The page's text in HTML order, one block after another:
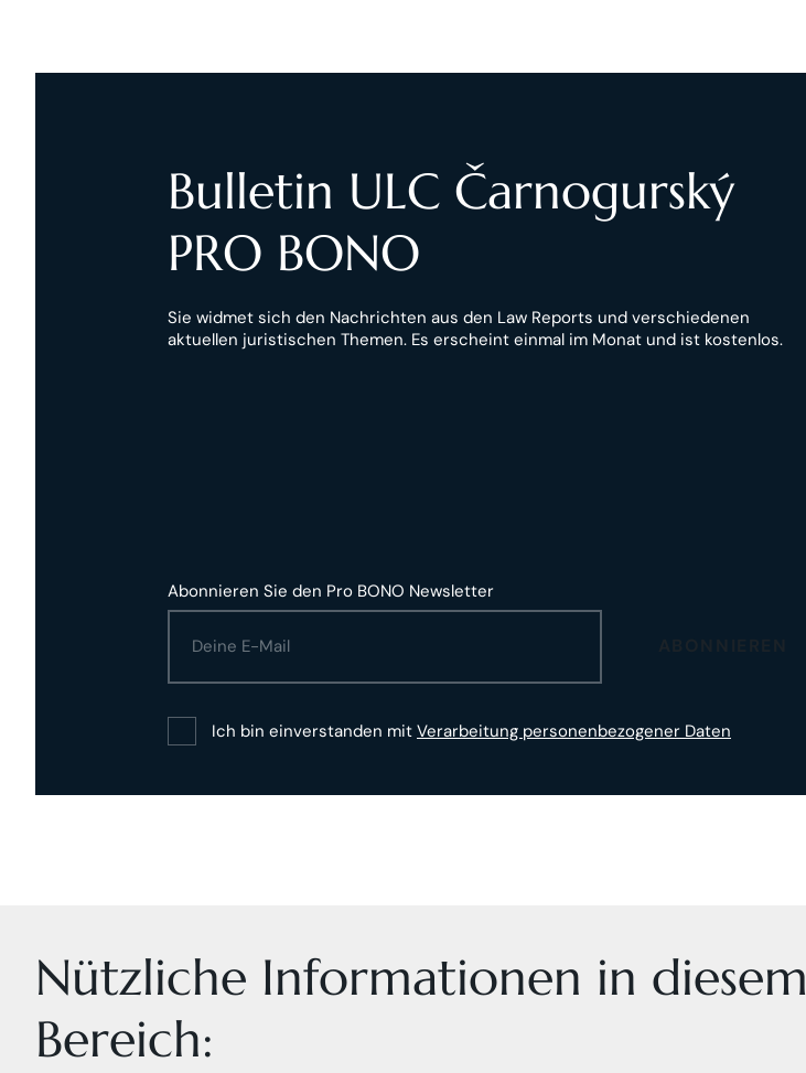
Bulletin ULC Čarnogurský
PRO BONO
Sie widmet sich den Nachrichten aus den Law Reports und verschiedenen
aktuellen juristischen Themen. Es erscheint einmal im Monat und ist kostenlos.
Abonnieren Sie den Pro BONO Newsletter
Ich bin einverstanden mit Verarbeitung personenbezogener Daten
Nützliche Informationen in diesem
Bereich: